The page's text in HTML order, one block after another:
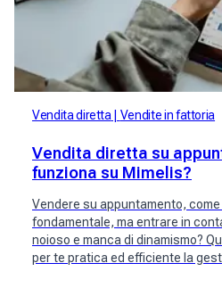
Vendita diretta Vendite in fattoria
Vendita diretta su
funziona su Mimelis?
Vendere su appuntamento,
fondamentale, ma entrare in
noioso e manca di dinamismo?
per te pratica ed efficiente la